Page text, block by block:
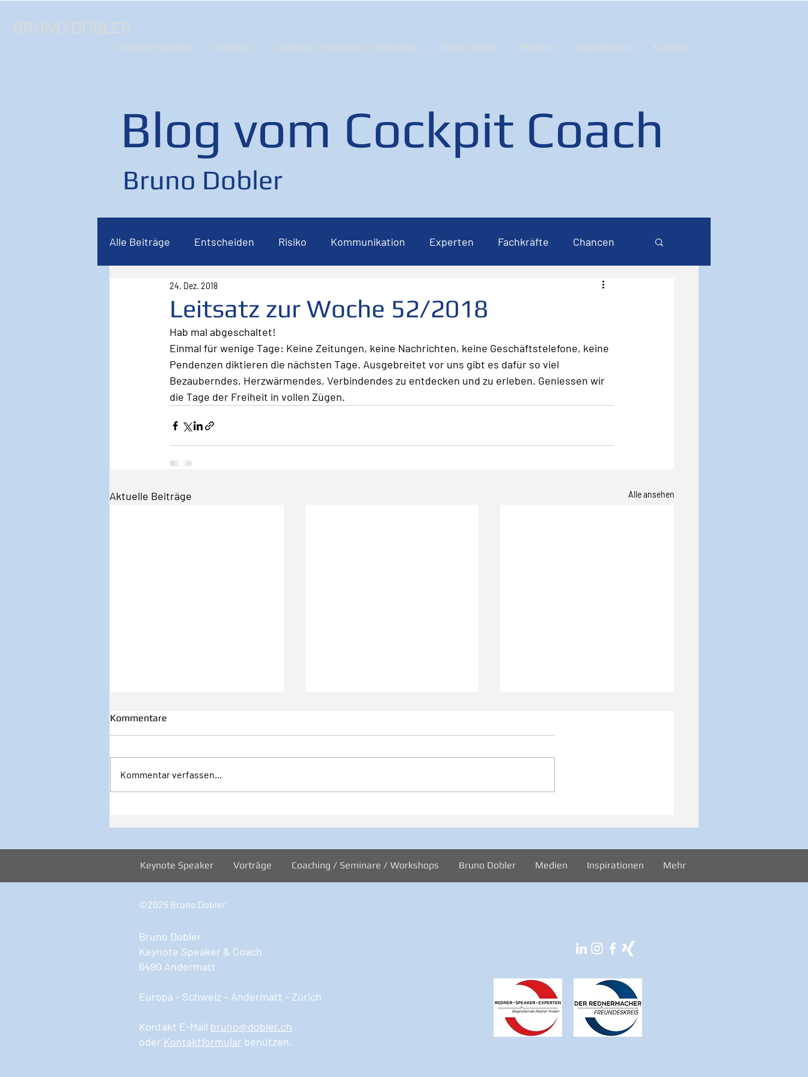
BRUNO DOBLER
Keynote Speaker Vorträge Coaching / Seminare / Workshops Bruno Dobler Medien Inspirationen Kontakt
Blog vom Cockpit Coach
Bruno Dobler
Alle Beiträge Entscheiden Risiko Kommunikation Experten Fachkräfte Chancen
Lebenspilot
Sicherheit Inspiration
Wirken, Wirkung Keynote Risiko Glück Mut Change
Leitsatz zur Woche 52/2018
24. Dez. 2018
Hab mal abgeschaltet!
Einmal für wenige Tage: Keine Zeitungen, keine Nachrichten, keine Geschäftstelefone, keine
Pendenzen diktieren die nächsten Tage. Ausgebreitet vor uns gibt es dafür so viel
Bezauberndes, Herzwärmendes, Verbindendes zu entdecken und zu erleben. Geniessen wir
die Tage der Freiheit in vollen Zügen.
Aktuelle Beiträge Alle ansehen
Kommentare
Kommentar verfassen...
Keynote Speaker Vorträge Coaching / Seminare / Workshops Bruno Dobler Medien Inspirationen Mehr
©2025 Bruno Dobler
Bruno Dobler
Keynote Speaker & Coach
6490 Andermatt
Europa - Schweiz – Andermatt - Zürich
Kontakt E-Mail bruno@dobler.ch
oder Kontaktformular benützen.